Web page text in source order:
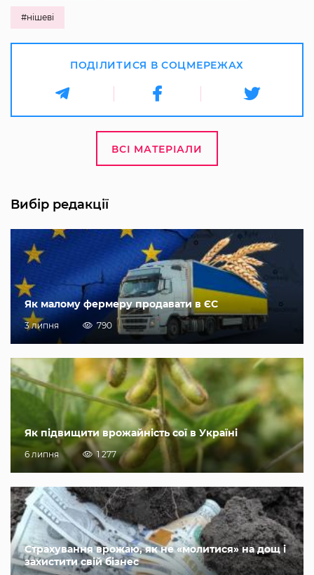
#нішеві
ПОДІЛИТИСЯ В СОЦМЕРЕЖАХ
ВСІ МАТЕРІАЛИ
Вибір редакції
Як малому фермеру продавати в ЄС
3 липня 790
Як підвищити врожайність сої в Україні
6 липня 1 277
Страхування врожаю, як не «молитися» на дощ і
захистити свій бізнес